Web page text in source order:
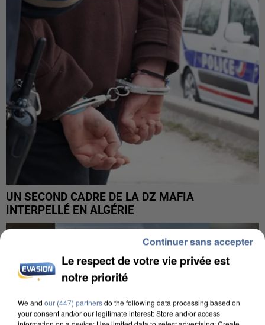
UN SECOND CADRE DE LA DZ MAFIA
INTERPELLÉ EN ALGÉRIE
Le respect de votre vie privée est
notre priorité
We and our (447) partnersdo the following data processing based on
your consent and/or our legitimate interest: Store and/or access
Continuer sans accepter